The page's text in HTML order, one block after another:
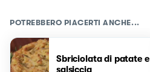
POTREBBERO PIACERTI ANCHE...
Sbriciolata di patate e
salsiccia